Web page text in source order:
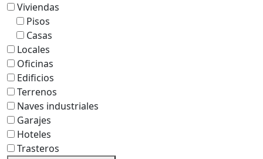
Viviendas
Pisos
Casas
Locales
Oficinas
Edificios
Terrenos
Naves industriales
Garajes
Hoteles
Trasteros